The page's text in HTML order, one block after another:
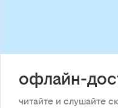
офлайн-
читайте и слушайте